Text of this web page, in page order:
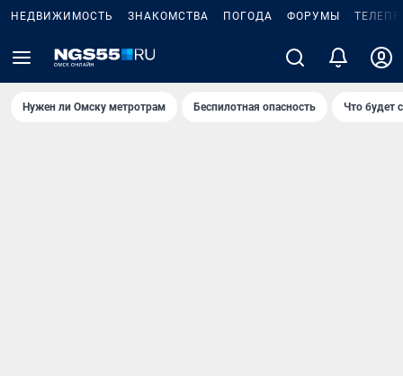
НЕДВИЖИМОСТЬ ЗНАКОМСТВА ПОГОДА ФОРУМЫ
Нужен ли Омску метротрам Беспилотная опасность Что будет